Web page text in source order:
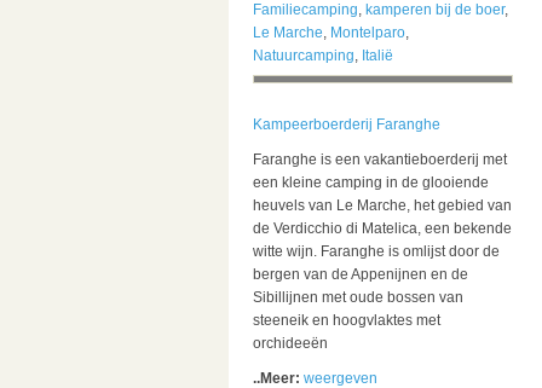
Familiecamping, kamperen bij de boer,
Le Marche, Montelparo,
Natuurcamping, Italië
Kampeerboerderij Faranghe
Faranghe is een vakantieboerderij met
een kleine camping in de glooiende
heuvels van Le Marche, het gebied van
de Verdicchio di Matelica, een bekende
witte wijn. Faranghe is omlijst door de
bergen van de Appenijnen en de
Sibillijnen met oude bossen van
steeneik en hoogvlaktes met
orchideeën
..Meer: weergeven